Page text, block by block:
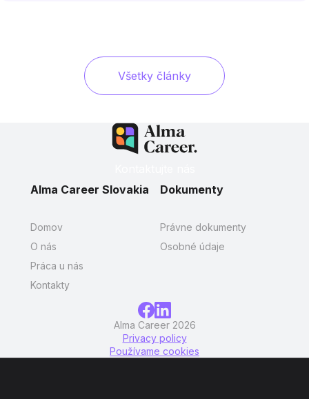
Všetky články
Alma Career Slovakia
Domov
O nás
Práca u nás
Kontakty
Dokumenty
Právne dokumenty
Osobné údaje
Alma Career 2026
Privacy policy
Používame cookies